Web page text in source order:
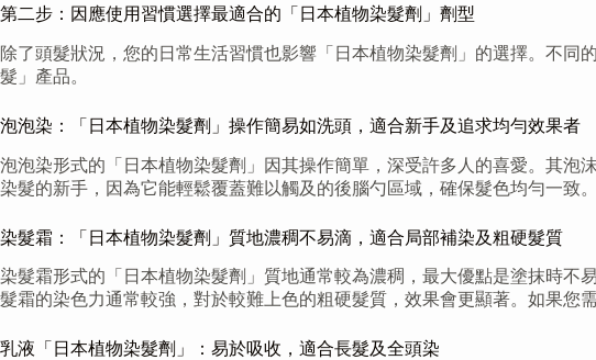
第二步：因應使用習慣選擇最適合的「日本植物染髮劑」劑型
除了頭髮狀況，您的日常生活習慣也影響「日本植物染髮劑」的選擇。不
髮」產品。
泡泡染：「日本植物染髮劑」操作簡易如洗頭，適合新手及追求均勻效果者
泡泡染形式的「日本植物染髮劑」因其操作簡單，深受許多人的喜愛。其
染髮的新手，因為它能輕鬆覆蓋難以觸及的後腦勺區域，確保髮色均勻一致
染髮霜：「日本植物染髮劑」質地濃稠不易滴，適合局部補染及粗硬髮質
染髮霜形式的「日本植物染髮劑」質地通常較為濃稠，最大優點是塗抹時
髮霜的染色力通常較強，對於較難上色的粗硬髮質，效果會更顯著。如果您
乳液「日本植物染髮劑」：易於吸收，適合長髮及全頭染